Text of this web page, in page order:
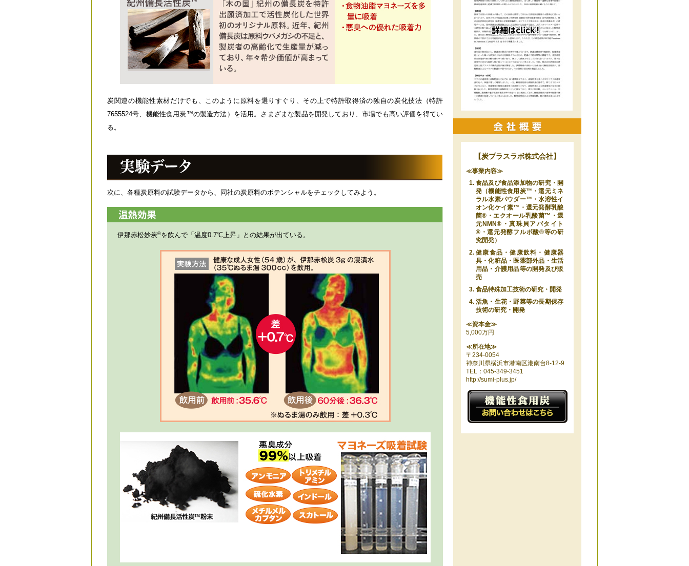
炭関連の機能性素材だけでも、このように原料を選りすぐり、その上で特許取得済の独自の炭化技法（特許
7655524号、機能性食用炭™の製造方法）を活用。さまざまな製品を開発しており、市場でも高い評価を得てい
る。
次に、各種炭原料の試験データから、同社の炭原料のポテンシャルをチェックしてみよう。
伊那赤松妙炭®️を飲んで「温度0.7℃上昇」との結果が出ている。
【炭プラスラボ株式会社】
≪事業内容≫
食品及び食品添加物の研究・開
発（機能性食用炭™・還元ミネ
ラル水素パウダー™・水溶性イ
オン化ケイ素™・還元発酵乳酸
菌®️・エクオール乳酸菌™️・還
元NMN®️・真珠貝アパタイト
®️・還元発酵フルボ酸®️等の研
究開発）
健康食品・健康飲料・健康器
具・化粧品・医薬部外品・生活
用品・介護用品等の開発及び販
売
食品特殊加工技術の研究・開発
活魚・生花・野菜等の長期保存
技術の研究・開発
≪資本金≫
5,000万円
≪所在地≫
〒234-0054
神奈川県横浜市港南区港南台8-12-9
TEL：045-349-3451
http://sumi-plus.jp/